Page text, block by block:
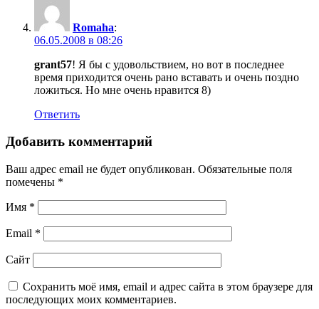
Romaha:
06.05.2008 в 08:26
grant57! Я бы с удовольствием, но вот в последнее
время приходится очень рано вставать и очень поздно
ложиться. Но мне очень нравится 8)
Ответить
Добавить комментарий
Ваш адрес email не будет опубликован. Обязательные поля
помечены *
Имя *
Email *
Сайт
Сохранить моё имя, email и адрес сайта в этом браузере для
последующих моих комментариев.